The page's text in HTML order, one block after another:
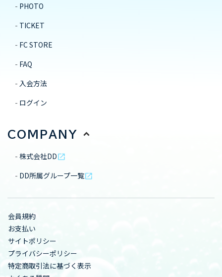
PHOTO
TICKET
FC STORE
FAQ
入会方法
ログイン
COMPANY
株式会社DDopen_in_new
DD所属グループ一覧open_in_new
会員規約
お支払い
サイトポリシー
プライバシーポリシー
特定商取引法に基づく表示